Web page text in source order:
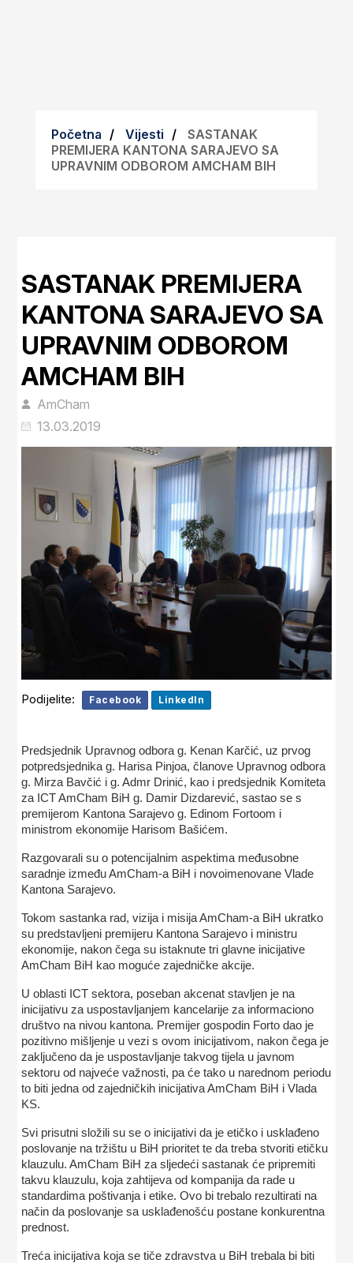
Početna Vijesti
SASTANAK
PREMIJERA KANTONA SARAJEVO SA
UPRAVNIM ODBOROM AMCHAM BIH
SASTANAK PREMIJERA
KANTONA SARAJEVO SA
UPRAVNIM ODBOROM
AMCHAM BIH
AmCham
13.03.2019
Podijelite: Facebook LinkedIn
Predsjednik Upravnog odbora g. Kenan Karčić, uz prvog
potpredsjednika g. Harisa Pinjoa, članove Upravnog odbora
g. Mirza Bavčić i g. Admr Drinić, kao i predsjednik Komiteta
za ICT AmCham BiH g. Damir Dizdarević, sastao se s
premijerom Kantona Sarajevo g. Edinom Fortoom i
ministrom ekonomije Harisom Bašićem.
Razgovarali su o potencijalnim aspektima međusobne
saradnje između AmCham-a BiH i novoimenovane Vlade
Kantona Sarajevo.
Tokom sastanka rad, vizija i misija AmCham-a BiH ukratko
su predstavljeni premijeru Kantona Sarajevo i ministru
ekonomije, nakon čega su istaknute tri glavne inicijative
AmCham BiH kao moguće zajedničke akcije.
U oblasti ICT sektora, poseban akcenat stavljen je na
inicijativu za uspostavljanjem kancelarije za informaciono
društvo na nivou kantona. Premijer gospodin Forto dao je
pozitivno mišljenje u vezi s ovom inicijativom, nakon čega je
zaključeno da je uspostavljanje takvog tijela u javnom
sektoru od najveće važnosti, pa će tako u narednom periodu
to biti jedna od zajedničkih inicijativa AmCham BiH i Vlada
KS.
Svi prisutni složili su se o inicijativi da je etičko i usklađeno
poslovanje na tržištu u BiH prioritet te da treba stvoriti etičku
klauzulu. AmCham BiH za sljedeći sastanak će pripremiti
takvu klauzulu, koja zahtijeva od kompanija da rade u
standardima poštivanja i etike. Ovo bi trebalo rezultirati na
način da poslovanje sa usklađenošću postane konkurentna
prednost.
Treća inicijativa koja se tiče zdravstva u BiH trebala bi biti